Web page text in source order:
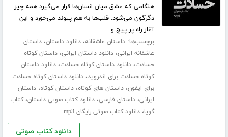
هنگامی که عشق میان انسان‌ها قرار می‌گیرد همه چیز
دگرگون می‌شود. قلب‌ها به هم پیوند می‌خورد و این
آغاز راه پر پیچ و...
برچسب‌ها:داستان عاشقانه،دانلود داستان،داستان
عاشقانه ایرانی،دانلود داستان ایرانی،داستان کوتاه
حسادت،دانلود داستان کوتاه حسادت،دانلود داستان
کوتاه حسادت برای اندروید،دانلود داستان کوتاه حسادت
برای ایفون،داستان های کوتاه،داستان کوتاه،داستان
ایرانی،داستان فارسی،دانلود کتاب صوتی داستان،کتاب
گویا،دانلود کتاب صوتی رایگان mp3
دانلود کتاب صوتی